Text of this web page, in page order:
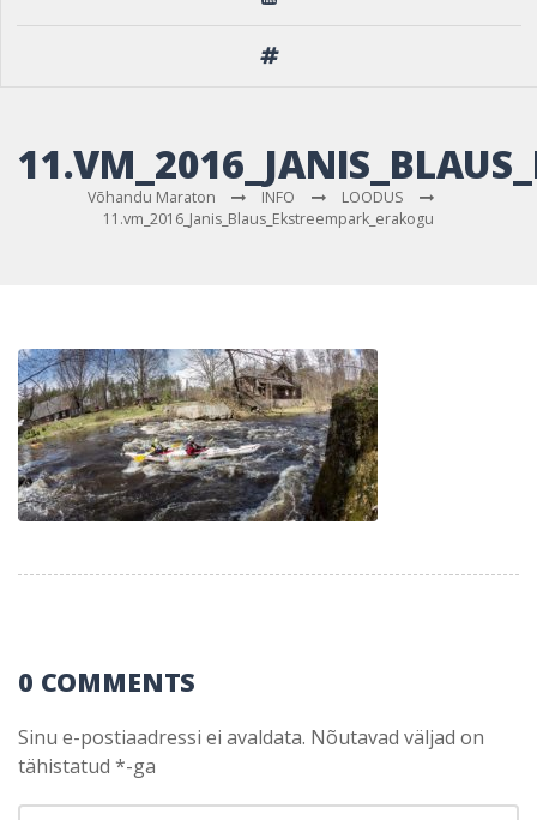
Võhandu Maraton INFO
LOODUS
11.vm_2016_Janis_Blaus_Ekstreempark_erakogu
0 COMMENTS
Sinu e-postiaadressi ei avaldata. Nõutavad väljad on
tähistatud *-ga